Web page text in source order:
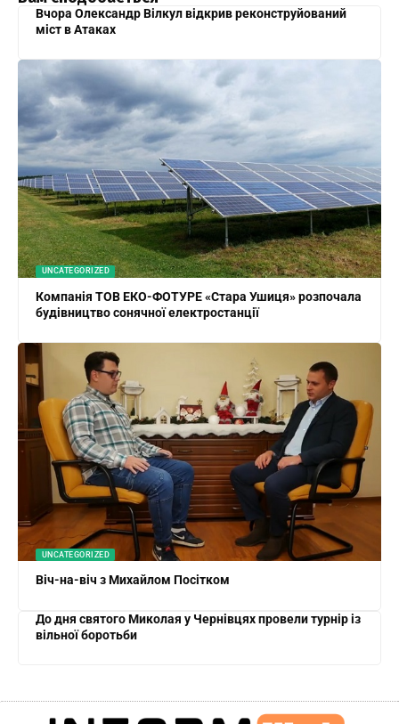
Вчора Олександр Вілкул відкрив реконструйований
міст в Атаках
UNCATEGORIZED
Компанія ТОВ ЕКО-ФОТУРЕ «Стара Ушиця» розпочала
будівництво сонячної електростанції
UNCATEGORIZED
Віч-на-віч з Михайлом Посітком
До дня святого Миколая у Чернівцях провели турнір із
вільної боротьби